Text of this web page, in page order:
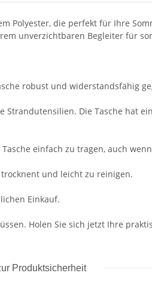
Polyester, die perfekt für Ihre
unverzichtbaren Begleiter für
robust und widerstandsfähig
Die Tasche hat
einfach zu tragen, auch
und leicht zu reinigen.
Einkauf.
Holen Sie sich jetzt Ihre
Produktsicherheit